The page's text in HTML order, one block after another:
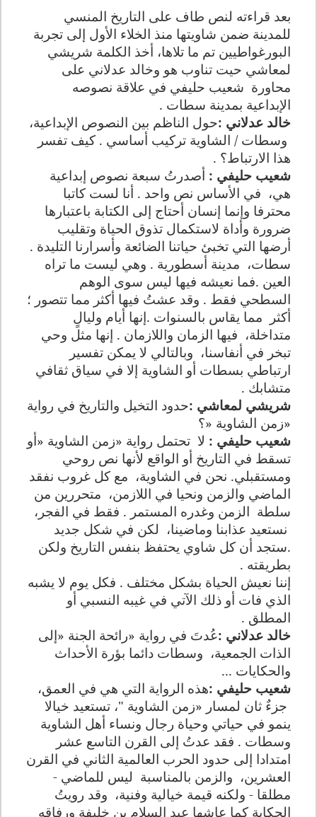
بعد قراءته لنص طاف على التاريخ المنسي
للمدينة ضمن شاويتها منذ الخلاء الأول إلى تجربة
البورغواطيين تم ما تلاها، أخذ الكلمة شريشي
لمعاشي حيت تناوب هو وخالد عدلاني على
محاورة شعيب حليفي في علاقة نصوصه
الإبداعية بمدينة سطات .
خالد عدلاني :حول الناظم بين النصوص الإبداعية،
وسطات / الشاوية تركيب أساسي . كيف تفسر
هذا الارتباط؟ .
شعيب حليفي : أصدرتُ سبعة نصوص إبداعية
هي، في الأساس نص واحد . أنا لست كاتبا
محترفا وإنما إنسان أحتاج إلى الكتابة باعتبارها
ضرورة وأداة لاستكمال تذوق الحياة وتقليب
أرضها التي تخبئ حياتنا الضائعة وأسرارنا التليدة .
سطات، مدينة أسطورية . وهي ليست ما تراه
العين .فما نعيشه فيها ليس سوى الوهم
السطحي فقط . وقد عشتُ فيها أكثر مما تتصور ؛
أكثر
مما يقاس بالسنوات .إنها أيام وليالٍ
متداخلة، فيها الزمان واللازمان . إنها مثل وحي
تبخر في أنفاسنا، وبالتالي لا يمكن تفسير
ارتباطي بسطات أو الشاوية إلا في سياق ثقافي
متشابك .
شريشي لمعاشي :حدود التخيل والتاريخ في رواية
«زمن الشاوية «؟
شعيب حليفي : لا تحتمل رواية «زمن الشاوية «أو
تسقط في التاريخ أو الواقع لأنها نص روحي
ومستقبلي. نحن في الشاوية، مع كل غروب نفقد
الماضي والزمن ونحيا في اللازمن، متحررين من
سلطة الزمن وغدره المستمر . فقط في الفجر،
نستعيد عذابنا وماضينا، لكن في شكل جديد
.ستجد أن كل شاوي يحتفظ بنفس التاريخ ولكن
بطريقته .
إننا نعيش الحياة بشكل مختلف . فكل يوم لا يشبه
الذي فات أو ذلك الآتي في غيبه النسبي أو
المطلق .
خالد عدلاني :عُدتَ في رواية «رائحة الجنة «إلى
الذات الجمعية، وسطات دائما بؤرة الأحداث
والحكايات ...
شعيب حليفي :هذه الرواية التي هي في العمق،
جزءٌ ثان لمسار «زمن الشاوية "، تستعيد خيالا
ينمو في حياتي وحياة رجال ونساء أهل الشاوية
وسطات . فقد عدتُ إلى القرن التاسع عشر
امتدادا إلى حدود الحرب العالمية الثاني في القرن
العشرين، والزمن بالمناسبة ليس للماضي -
مطلقا - ولكنه قيمة خيالية وفنية، وقد رويتُ
الحكاية كما عاشها عبد السلام بن خليفة ورفاقه